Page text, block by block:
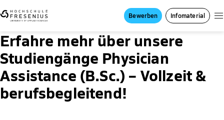
Bewerben Infomaterial
Erfahre mehr über unsere
Studiengänge Physician
Assistance (B.Sc.) – Vollzeit &
berufsbegleitend!